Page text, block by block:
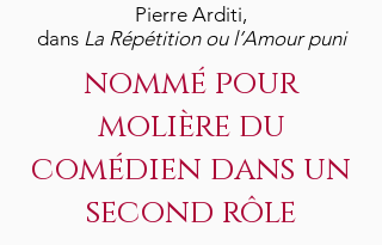
Pierre Arditi,
dansLa Répétition ou l’Amour puni
nommé pour
molière du
comédien dans un
second rôle